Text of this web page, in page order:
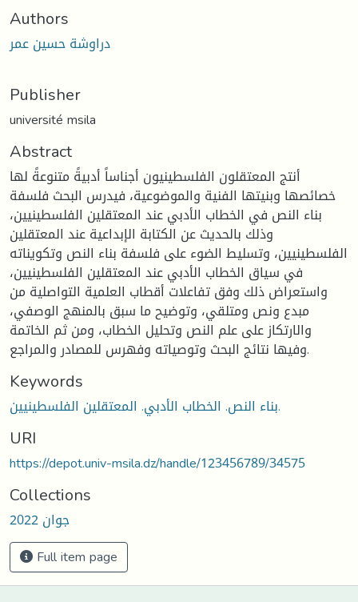
Authors
دراوشة حسين عمر
Publisher
université msila
Abstract
أنتج المعتقلون الفلسطينيون أجناساً أدبيةً متنوعةً لها
خصائصها وبنيتها الفنية والموضوعية، فيدرس البحث فلسفة
بناء النص في الخطاب الأدبي عند المعتقلين الفلسطينيين،
وذلك بالحديث عن الكتابة الإبداعية عند المعتقلين
الفلسطينيين، وتسليط الضوء على فلسفة بناء النص وتكويناته
في سياق الخطاب الأدبي عند المعتقلين الفلسطينيين،
واستعراض ذلك وفق تفاعلات أقطاب العلمية التواصلية من
مبدع ونص ومتلقي، وتوضيح ما سبق بالمنهج الوصفي،
والارتكاز على علم النص وتحليل الخطاب، ومن ثم الخاتمة
وفيها نتائج البحث وتوصياته وفهرس للمصادر والمراجع.
Keywords
بناء النص. الخطاب الأدبي. المعتقلين الفلسطينيين.
URI
https://depot.univ-msila.dz/handle/123456789/34575
Collections
جوان 2022
Full item page